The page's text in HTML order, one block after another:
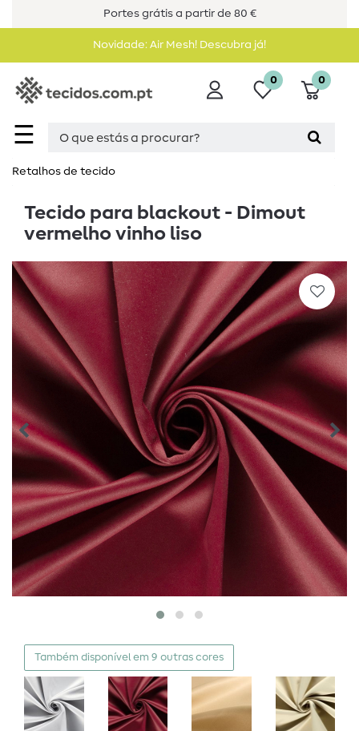
Portes grátis a partir de 80 €
Novidade: Air Mesh! Descubra já!
☰
0 0
Retalhos de tecido
Tecido para blackout - Dimout
vermelho vinho liso
Também disponível em 9 outras cores